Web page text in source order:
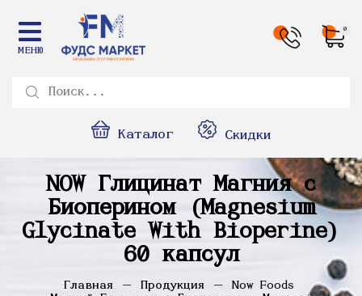
МЕНЮ
0
Каталог Скидки
NOW Глицинат Магния с
Биоперином (Magnesium
Glycinate With Bioperine)
60 капсул
Главная Продукция
Now Foods